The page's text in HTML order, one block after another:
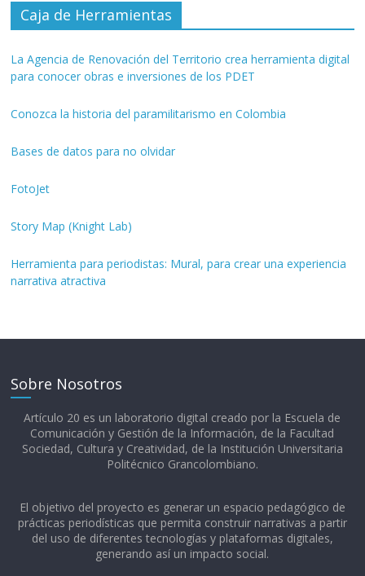
Caja de Herramientas
La Agencia de Renovación del Territorio crea herramienta digital
para conocer obras e inversiones de los PDET
Conozca la historia del paramilitarismo en Colombia
Bases de datos para no olvidar
FotoJet
Story Map (Knight Lab)
Herramienta para periodistas: Mural, para crear una experiencia
narrativa atractiva
Sobre Nosotros
Artículo 20 es un laboratorio digital creado por la Escuela de
Comunicación y Gestión de la Información, de la Facultad
Sociedad, Cultura y Creatividad, de la Institución Universitaria
Politécnico Grancolombiano.​
El objetivo del proyecto es generar un espacio pedagógico de
prácticas periodísticas que permita construir narrativas a partir
del uso de diferentes tecnologías y plataformas digitales,
generando así un impacto social.